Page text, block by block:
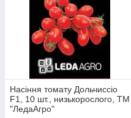
Насіння томату Дольчиссіо
F1, 10 шт., низькорослого, ТМ
"ЛедаАгро"